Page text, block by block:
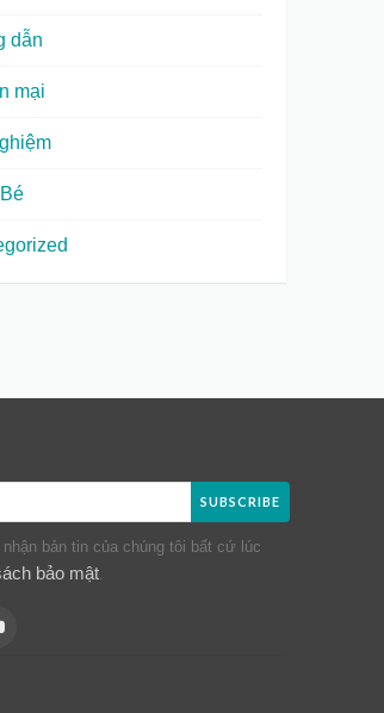
dẫn
mại
SUBSCRIBE
bản tin của chúng tôi bất cứ lúc
bảo mật.